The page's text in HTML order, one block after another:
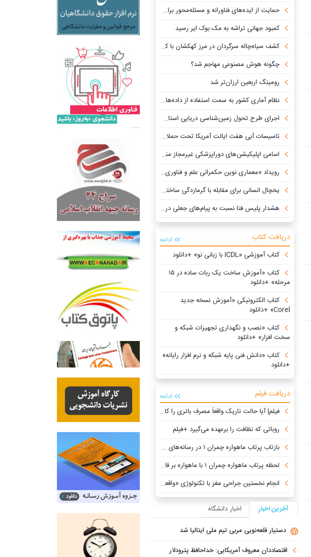
حمایت از ایده‌های فناورانه و مسئله‌محور برای حل مسائل اربعین
کمبود جهانی تراشه به مک بوک ایر رسید
کشف سیاه‌چاله سرگردان در مرز کهکشان با کمک هوش مصنوعی
چگونه هوش مصنوعی مهاجم شد؟
رومینگ اربعین ارزان‌تر شد
نظام آماری کشور به سمت استفاده از داده‌های ثبتی و سامانه‌های اطلاعاتی حرکت می‌کند
اجرای طرح تحول زمین‌شناسی دریایی استان مازندران برای شناخت علمی سواحل و بستر دریا
تاسیسات آبی هفت ایالت آمریکا تحت حملات هک
اسامی اپلیکیشن‌های دوراپزشکی غیرمجاز منتشر شد
رویداد «معماری نوین حکمرانی علم و فناوری کشور» +عکس
یخچال انسانی برای مقابله با گرمازدگی ساخته شد
هشدار پلیس فتا نسبت به پیام‌های جعلی درخواست پول
دریافت کتاب
ادامه
کتاب آموزشی «ICDL با زبانی نو» +دانلود
کتاب «آموزش ساخت یک ربات ساده در ۱۵
مرحله» +دانلود
کتاب الکترونیکی «آموزش نسخه جدید
Corel» +دانلود
کتاب «نصب و نگهداری تجهیزات شبکه و
سخت افزار» +دانلود
کتاب «دانش فنی پایه شبکه و نرم افزار رایانه»
+دانلود
دریافت فیلم
ادامه
فیلم| آیا حالت تاریک واقعاً مصرف باتری را کاهش می‌دهد؟
روباتی که نظافت را برعهده می‌گیرد +فیلم
بازتاب پرتاب ماهواره چمران ۱ در رسانه‌های جهان +فیلم
لحظه پرتاب ماهواره چمران ۱ با ماهواره بر قائم ۱۰۰ +فیلم
انجام نخستین جراحی مغز با تکنولوژی «واقعیت افزوده» در ایران +فیلم
آخرین اخبار
اخبار دانشگاه
دستیار قلعه‌نویی مربی تیم ملی ایتالیا شد
اقتصاددان معروف آمریکایی: خداحافظ پترودلار